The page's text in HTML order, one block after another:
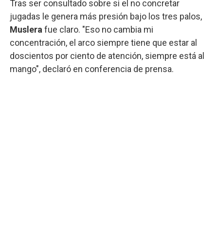
Tras ser consultado sobre si el no concretar
jugadas le genera más presión bajo los tres palos,
Muslerafue claro. "Eso no cambia mi
concentración, el arco siempre tiene que estar al
doscientos por ciento de atención, siempre está al
mango", declaró en conferencia de prensa.